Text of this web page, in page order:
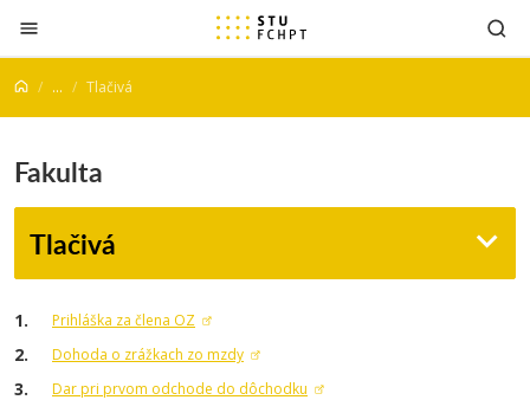
Prejsť na obsah
... Tlačivá
Fakulta
Tlačivá
Prihláška za člena OZ
Dohoda o zrážkach zo mzdy
Dar pri prvom odchode do dôchodku